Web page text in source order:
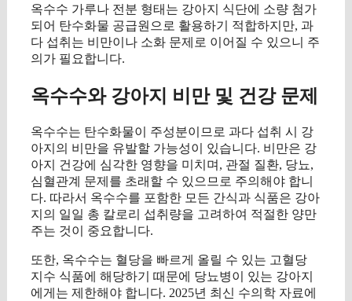
옥수수 가루나 전분 형태는 강아지 식단에 소량 첨가
되어 탄수화물 공급원으로 활용하기 적합하지만, 과
다 섭취는 비만이나 소화 문제로 이어질 수 있으니 주
의가 필요합니다.
옥수수와 강아지 비만 및 건강 문제
옥수수는 탄수화물이 주성분이므로 과다 섭취 시 강
아지의 비만을 유발할 가능성이 있습니다. 비만은 강
아지 건강에 심각한 영향을 미치며, 관절 질환, 당뇨,
심혈관계 문제를 초래할 수 있으므로 주의해야 합니
다. 따라서 옥수수를 포함한 모든 간식과 식품은 강아
지의 일일 총 칼로리 섭취량을 고려하여 적절한 양만
주는 것이 중요합니다.
또한, 옥수수는 혈당을 빠르게 올릴 수 있는 고혈당
지수 식품에 해당하기 때문에 당뇨병이 있는 강아지
에게는 제한해야 합니다. 2025년 최신 수의학 자료에